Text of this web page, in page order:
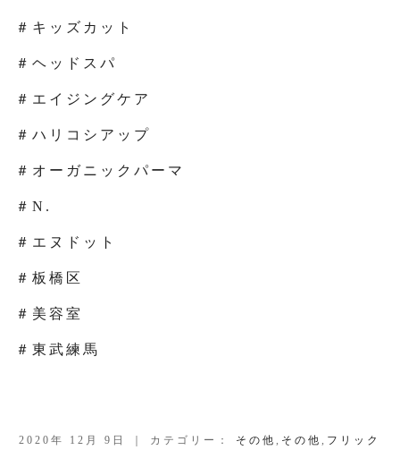
＃キッズカット
＃ヘッドスパ
＃エイジングケア
＃ハリコシアップ
＃オーガニックパーマ
＃N.
＃エヌドット
＃板橋区
＃美容室
＃東武練馬
2020年 12月 9日 ｜ カテゴリー： その他, その他, フリック